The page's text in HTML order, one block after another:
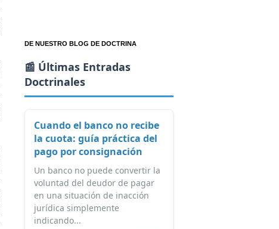
DE NUESTRO BLOG DE DOCTRINA
📰 Últimas Entradas
Doctrinales
Cuando el banco no recibe
la cuota: guía práctica del
pago por consignación
Un banco no puede convertir la
voluntad del deudor de pagar
en una situación de inacción
jurídica simplemente
indicando...